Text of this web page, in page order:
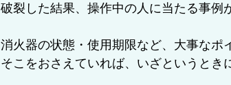
破裂した結果、操作中の人に当たる事
消火器の状態・使用期限など、大事なポ
そこをおさえていれば、いざというと